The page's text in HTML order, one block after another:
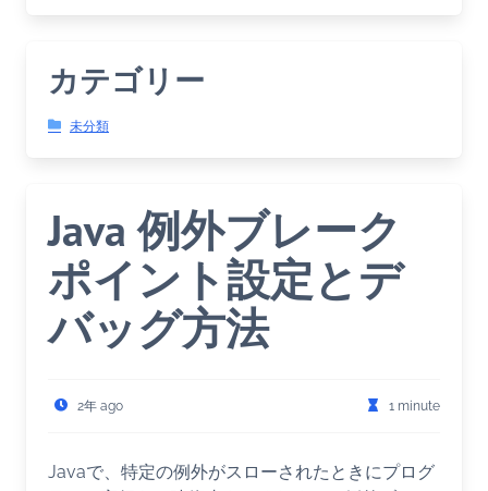
カテゴリー
未分類
Java 例外ブレーク
ポイント設定とデ
バッグ方法
2年 ago 1 minute
Javaで、特定の例外がスローされたときにプログ